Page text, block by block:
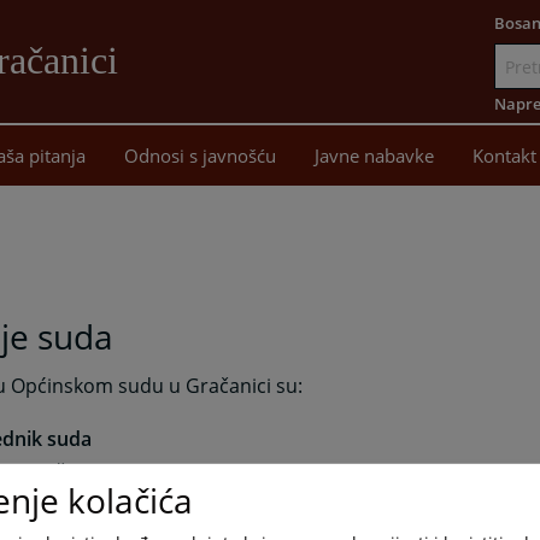
sadržaj
pitanja Odnosi s javnošću Javne nabavke Kontakt
suda
Općinskom sudu u Gračanici su:
suda
kolačića